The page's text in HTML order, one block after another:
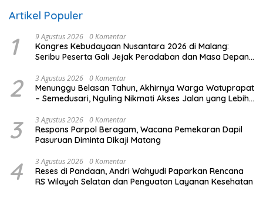
Artikel Populer
1 9 Agustus 2026 0 Komentar
Kongres Kebudayaan Nusantara 2026 di Malang:
Seribu Peserta Gali Jejak Peradaban dan Masa Depan
2 3 Agustus 2026 0 Komentar
Menunggu Belasan Tahun, Akhirnya Warga Watuprapat
– Semedusari, Nguling Nikmati Akses Jalan yang Lebih
3 3 Agustus 2026 0 Komentar
Respons Parpol Beragam, Wacana Pemekaran Dapil
Pasuruan Diminta Dikaji Matang
4 3 Agustus 2026 0 Komentar
Reses di Pandaan, Andri Wahyudi Paparkan Rencana
RS Wilayah Selatan dan Penguatan Layanan Kesehatan